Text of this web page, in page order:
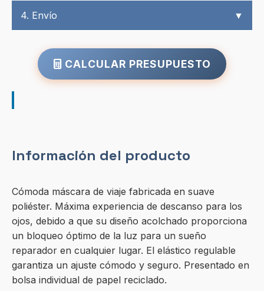
4. Envío ▼
CALCULAR PRESUPUESTO
Información del producto
Cómoda máscara de viaje fabricada en suave
poliéster. Máxima experiencia de descanso para los
ojos, debido a que su diseño acolchado proporciona
un bloqueo óptimo de la luz para un sueño
reparador en cualquier lugar. El elástico regulable
garantiza un ajuste cómodo y seguro. Presentado en
bolsa individual de papel reciclado.